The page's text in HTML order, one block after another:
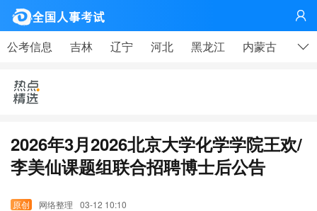

公考信息 吉林 辽宁 河北 黑龙江 内蒙古 山东
2026年3月2026北京大学化学学院王欢/
李美仙课题组联合招聘博士后公告
网络整理 03-12 10:10